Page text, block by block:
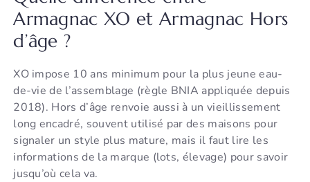
Armagnac XO et Armagnac Hors
d’âge ?
XO impose 10 ans minimum pour la plus jeune eau-
de-vie de l’assemblage (règle BNIA appliquée depuis
2018). Hors d’âge renvoie aussi à un vieillissement
long encadré, souvent utilisé par des maisons pour
signaler un style plus mature, mais il faut lire les
informations de la marque (lots, élevage) pour savoir
jusqu’où cela va.